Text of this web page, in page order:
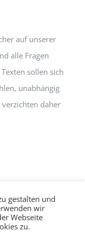
auf unserer
alle Fragen
sollen sich
unabhängig
daher
hallo!rot
gestalten und
wir
Webseite
zu.